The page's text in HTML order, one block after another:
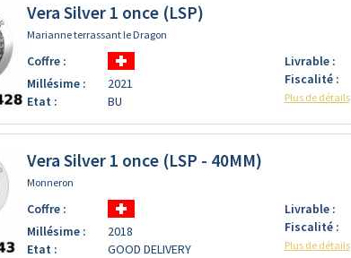
Vera Silver 1 once (LSP)
Marianne terrassant le Dragon
Coffre :
Millésime :
2021
Etat :
BU
Livrable :
Fiscalité :
Plus de détails
Vera Silver 1 once (LSP - 40MM)
Monneron
Coffre :
Millésime :
2018
Etat :
GOOD DELIVERY
Livrable :
Fiscalité :
Plus de détails